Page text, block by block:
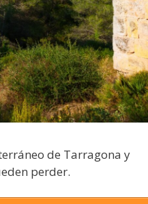
de Tarragona y
perder.